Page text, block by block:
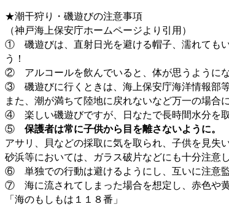
★潮干狩り・磯遊びの注意事項
（神戸海上保安庁ホームページより引用）
① 磯遊びは、直射日光を避ける帽子、濡れても
う！
② アルコールを飲んでいると、体が思うようにな
③ 磯遊びに行くときは、海上保安庁海洋情報部
また、潮が満ちて陸地に戻れないなど万一の場合
④ 楽しい磯遊びですが、日なたで長時間水分を取
⑤ 保護者は常に子供から目を離さないように。
アサリ、貝などの採取に気を取られ、子供を見失
砂浜等においては、ガラス破片などにも十分注意
⑥ 単独での行動は避けるようにし、互いに注意
⑦ 海に流されてしまった場合を想定し、赤色や
「海のもしもは１１８番」